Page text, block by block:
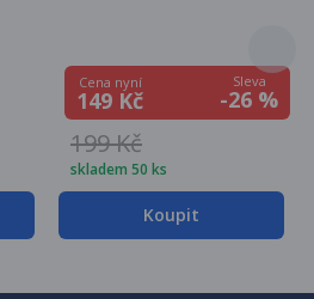
Cena nyní
149 Kč
Sleva
-26 %
199 Kč
skladem 50 ks
Koupit